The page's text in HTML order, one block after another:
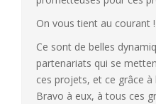
On vous tient au courant !
Ce sont de belles
partenariats qui se
ces projets, et ce grâce à
Bravo à eux, à tous ces